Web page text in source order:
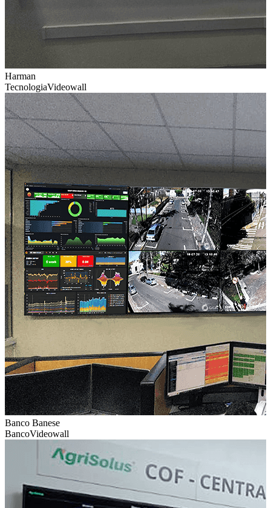
Harman
TecnologiaVideowall
Banco Banese
BancoVideowall